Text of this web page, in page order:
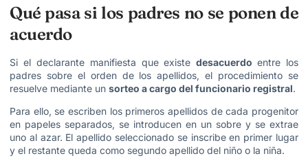
Qué pasa si los padres no se ponen de
acuerdo
Si el declarante manifiesta que existedesacuerdoentre los
padres sobre el orden de los apellidos, el procedimiento se
resuelve mediante un sorteo a cargo del funcionario registral.
Para ello, se escriben los primeros apellidos de cada progenitor
en papeles separados, se introducen en un sobre y se extrae
uno al azar. El apellido seleccionado se inscribe en primer lugar
y el restante queda como segundo apellido del niño o la niña.